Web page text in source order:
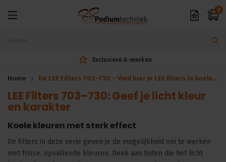
0
Exclusieve A-merken
Home De LEE Filters 703–730 – Vind hier je LEE filters in koele tinten
LEE Filters 703–730: Geef je licht kleur
en karakter
Koele kleuren met sterk effect
De filters in deze serie geven je de mogelijkheid om te werken
met frisse, opvallende kleuren. Denk aan tinten die het licht